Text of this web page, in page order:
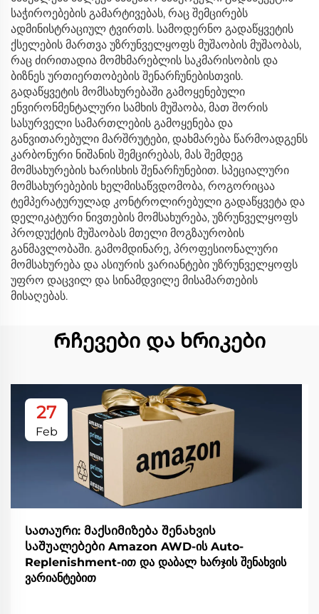
საჭიროებების გამარტივებას, რაც შემცირებს
ადმინისტრაციულ ტვირთს. სამოდერნო გადაწყვეტის
ქსელების მართვა უზრუნველყოფს მუშაობის მუშაობას,
რაც ძირითადია მომხმარებლის საკმარისობის და
ბიზნეს ურთიერთობების შენარჩუნებისთვის.
გადაწყვეტის მომსახურებაში გამოყენებული
ენვირონმენტალური სამხის მუშაობა, მათ შორის
სასურველი სამართლების გამოყენება და
განვითარებული მარშრუტები, დახმარება წარმოადგენს
კარბონური ნიშანის შემცირებას, მას შემდეგ
მომსახურების ხარისხის შენარჩუნებით. სპეციალური
მომსახურებების ხელმისაწვდომობა, როგორიცაა
ტემპერატურულად კონტროლირებული გადაწყვეტა და
დელიკატური ნივთების მომსახურება, უზრუნველყოფს
პროდუქტის მუშაობას მთელი მოგზაურობის
განმავლობაში. გამომდინარე, პროფესიონალური
მომსახურება და ასიურის ვარიანტები უზრუნველყოფს
უფრო დაცვილ და სინამდვილე მისამართების
მისაღებას.
Რჩევები და ხრიკები
27
Feb
Სათაური: მაქსიმიზება შენახვის
საშუალებები Amazon AWD-ის Auto-
Replenishment-ით და დაბალ ხარჯის შენახვის
ვარიანტებით